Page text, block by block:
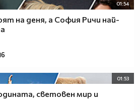
01:54
на деня, а София Ричи най-
01:53
световен мир и